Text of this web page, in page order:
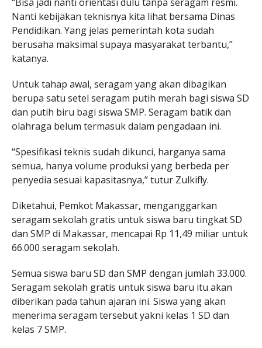
Nanti kebijakan teknisnya kita lihat bersama Dinas
Pendidikan. Yang jelas pemerintah kota sudah
berusaha maksimal supaya masyarakat terbantu,”
katanya.
Untuk tahap awal, seragam yang akan dibagikan
berupa satu setel seragam putih merah bagi siswa SD
dan putih biru bagi siswa SMP. Seragam batik dan
olahraga belum termasuk dalam pengadaan ini.
“Spesifikasi teknis sudah dikunci, harganya sama
semua, hanya volume produksi yang berbeda per
penyedia sesuai kapasitasnya,” tutur Zulkifly.
Diketahui, Pemkot Makassar, menganggarkan
seragam sekolah gratis untuk siswa baru tingkat SD
dan SMP di Makassar, mencapai Rp 11,49 miliar untuk
66.000 seragam sekolah.
Semua siswa baru SD dan SMP dengan jumlah 33.000.
Seragam sekolah gratis untuk siswa baru itu akan
diberikan pada tahun ajaran ini. Siswa yang akan
menerima seragam tersebut yakni kelas 1 SD dan
kelas 7 SMP.